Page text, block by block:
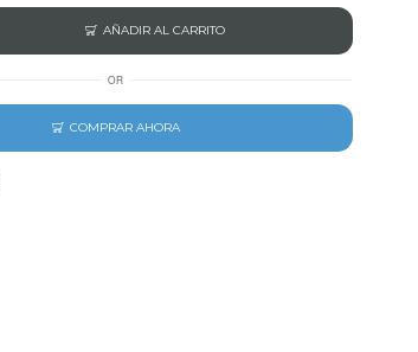
AÑADIR AL CARRITO
OR
COMPRAR AHORA